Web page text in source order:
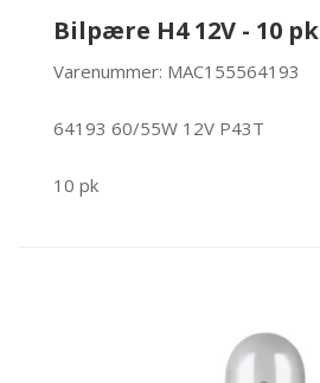
Bilpære H4 12V - 10 pk
Varenummer: MAC155564193
64193 60/55W 12V P43T
10 pk